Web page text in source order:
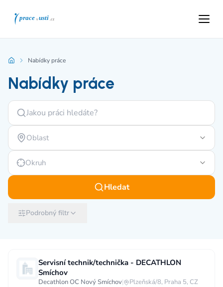
Nabídky práce
Nabídky práce
Oblast
Okruh
Hledat
Podrobný filtr
Servisní technik/technička - DECATHLON
Smíchov
Decathlon OC Nový Smíchov| Plzeňská/8, Praha 5, CZ
Měsíční plat
neuvedeno 0 až 30 000 CZK
30 000 CZK a více